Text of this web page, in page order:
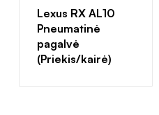
Lexus RX AL10
Pneumatinė
pagalvė
(Priekis/kairė)